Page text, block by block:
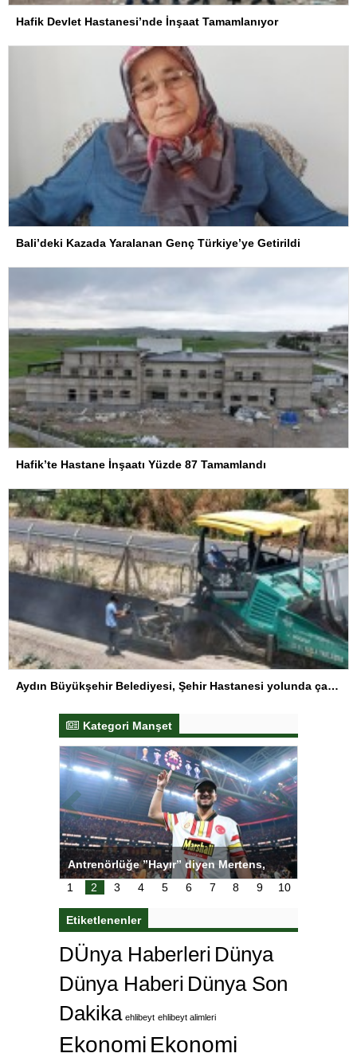
Hafik Devlet Hastanesi’nde İnşaat Tamamlanıyor
Bali’deki Kazada Yaralanan Genç Türkiye’ye Getirildi
Hafik’te Hastane İnşaatı Yüzde 87 Tamamlandı
Aydın Büyükşehir Belediyesi, Şehir Hastanesi yolunda çalışmalarını sürdürüyor
Kategori Manşet
Salihli Sporcuları Kuraş’ta Gururlandırdı
1 2 3 4 5 6 7 8 9 10
Etiketlenenler
DÜnya Haberleri Dünya
Dünya Haberi Dünya Son
Dakika ehlibeyt ehlibeyt alimleri
Ekonomi Ekonomi